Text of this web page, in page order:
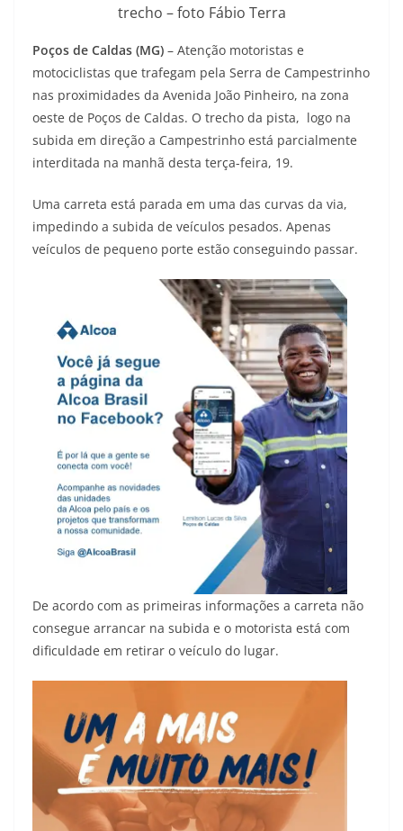
trecho – foto Fábio Terra
Poços de Caldas (MG) – Atenção motoristas e
motociclistas que trafegam pela Serra de Campestrinho
nas proximidades da Avenida João Pinheiro, na zona
oeste de Poços de Caldas. O trecho da pista, logo na
subida em direção a Campestrinho está parcialmente
interditada na manhã desta terça-feira, 19.
Uma carreta está parada em uma das curvas da via,
impedindo a subida de veículos pesados. Apenas
veículos de pequeno porte estão conseguindo passar.
De acordo com as primeiras informações a carreta não
consegue arrancar na subida e o motorista está com
dificuldade em retirar o veículo do lugar.